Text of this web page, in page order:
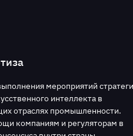
мероприятий
интеллекта в
отраслях промышленности.
компаниям и регуляторам в